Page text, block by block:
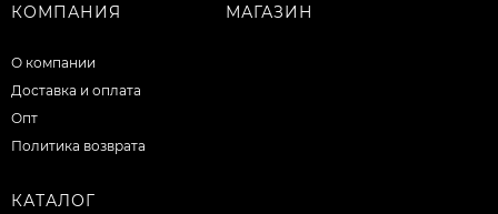
КОМПАНИЯ
О компании
Доставка и оплата
Опт
Политика возврата
МАГАЗИН
КАТАЛОГ